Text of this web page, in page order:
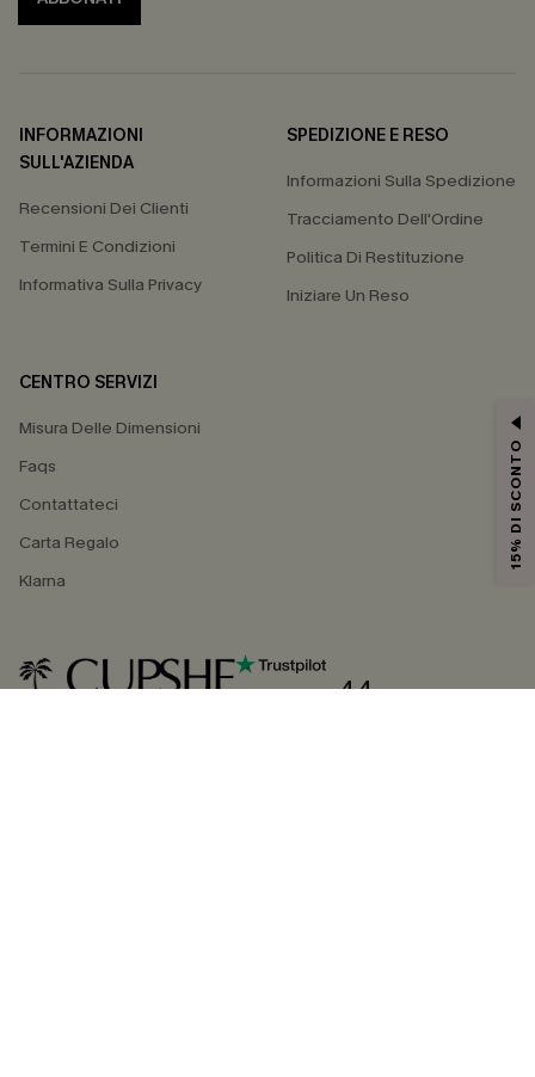
INFORMAZIONI
SULL'AZIENDA
Recensioni Dei Clienti
Termini E Condizioni
Informativa Sulla Privacy
SPEDIZIONE E RESO
Informazioni Sulla Spedizione
Tracciamento Dell'Ordine
Politica Di Restituzione
Iniziare Un Reso
CENTRO SERVIZI
Misura Delle Dimensioni
Faqs
Contattateci
Carta Regalo
Klarna
4.4
15% DI SCONTO